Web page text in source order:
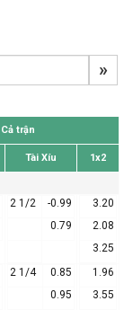
»
Cả trận
Tài Xíu 1x2
2 1/2
-0.99
0.79
3.20
2.08
3.25
2 1/4
0.85
0.95
1.96
3.55